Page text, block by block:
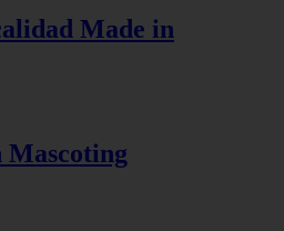
Made in
Mascoting